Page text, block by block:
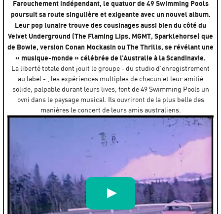
Farouchement indépendant, le quatuor de 49 Swimming Pools
poursuit sa route singulière et exigeante avec un nouvel album.
Leur pop lunaire trouve des cousinages aussi bien du côté du
Velvet Underground (The Flaming Lips, MGMT, Sparklehorse) que
de Bowie, version Conan Mockasin ou The Thrills, se révélant une
« musique-monde » célébrée de l’Australie à la Scandinavie.
La liberté totale dont jouit le groupe - du studio d’enregistrement
au label - , les expériences multiples de chacun et leur amitié
solide, palpable durant leurs lives, font de 49 Swimming Pools un
ovni dans le paysage musical. Ils ouvriront de la plus belle des
manières le concert de leurs amis australiens.